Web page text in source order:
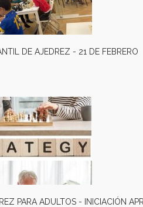
DE AJEDREZ - 21 DE FEBRERO
PARA ADULTOS - INICIACIÓN